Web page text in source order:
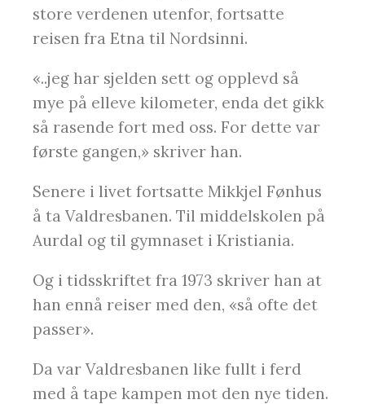
store verdenen utenfor, fortsatte
reisen fra Etna til Nordsinni.
«..jeg har sjelden sett og opplevd så
mye på elleve kilometer, enda det gikk
så rasende fort med oss. For dette var
første gangen,» skriver han.
Senere i livet fortsatte Mikkjel Fønhus
å ta Valdresbanen. Til middelskolen på
Aurdal og til gymnaset i Kristiania.
Og i tidsskriftet fra 1973 skriver han at
han ennå reiser med den, «så ofte det
passer».
Da var Valdresbanen like fullt i ferd
med å tape kampen mot den nye tiden.